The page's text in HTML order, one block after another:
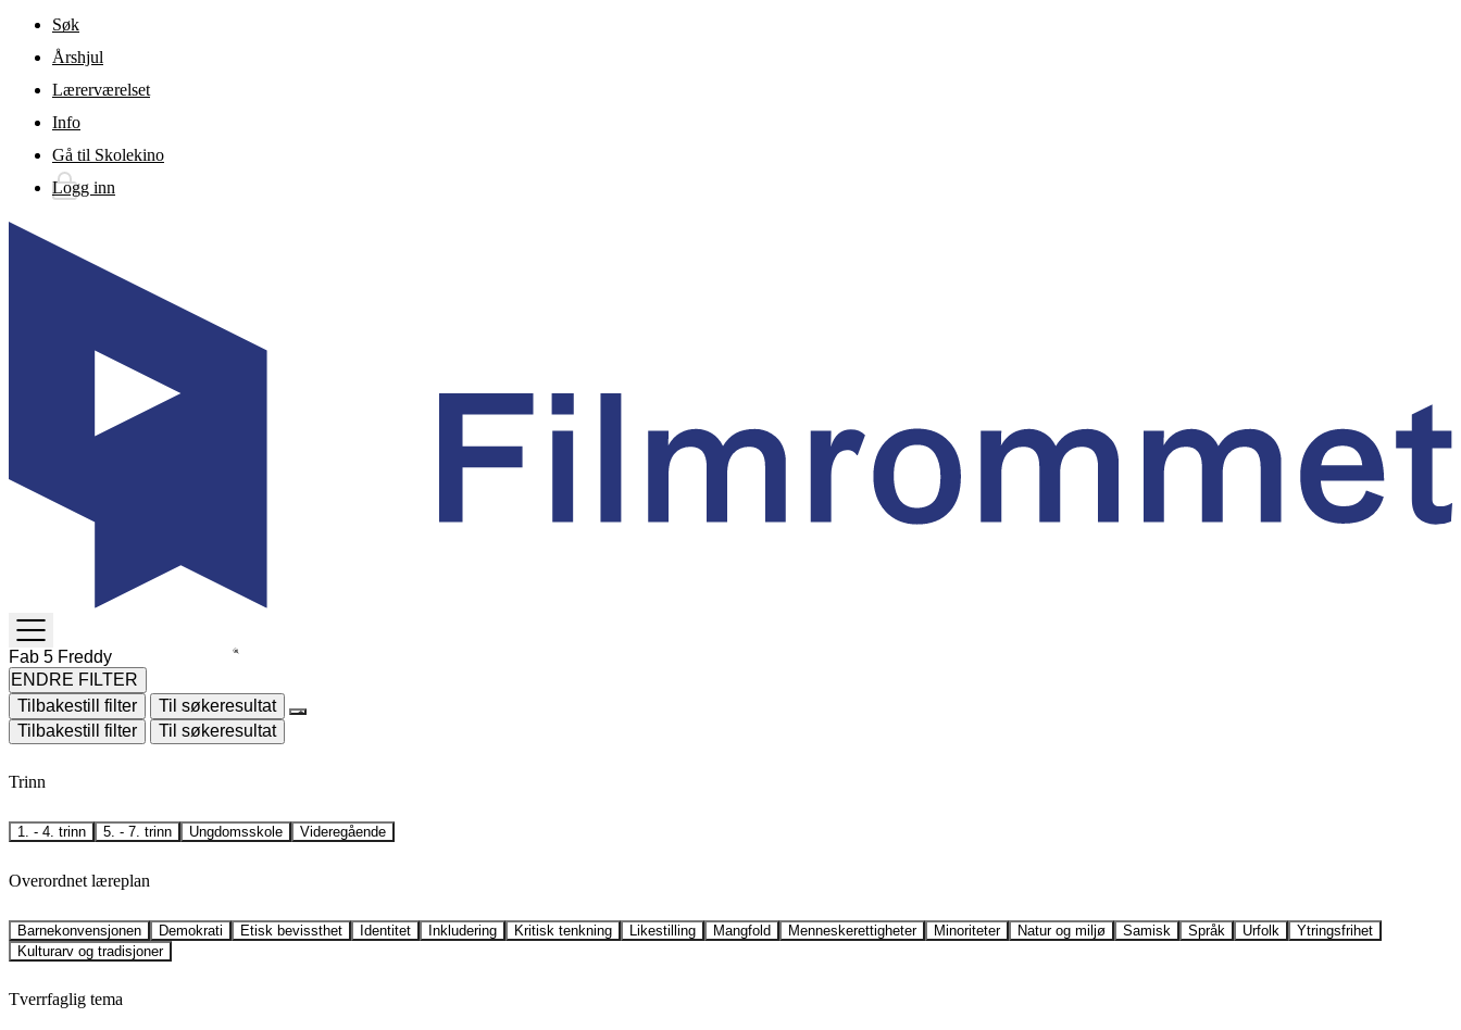
Gå til hovedinnhold
Søk
Årshjul
Lærerværelset
Info
Gå til Skolekino
Logg inn
TOGGLE
MENU
ENDRE FILTER
Tilbakestill filter
Til søkeresultat
Tilbakestill filter
Til søkeresultat
Trinn
1. - 4. trinn 5. - 7. trinn Ungdomsskole Videregående
Overordnet læreplan
Barnekonvensjonen Demokrati Etisk bevissthet Identitet Inkludering Kritisk tenkning Likestilling Mangfold Menneskerettigheter Minoriteter Natur og miljø Samisk Språk Urfolk
Ytringsfrihet
Kulturarv og tradisjoner
Tverrfaglig tema